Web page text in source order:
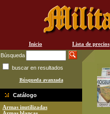
Inicio Lista de precios
Búsqueda
buscar en resultados
Búsqueda avanzada
Catálogo
Armas inutilizadas